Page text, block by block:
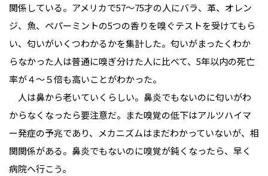
関係している。アメリカで57～75才の人にバラ、革、オレン
ジ、魚、ペパーミントの5つの香りを嗅ぐテストを受けてもら
い、匂いがいくつわかるかを集計した。匂いがまったくわか
らなかった人は普通に嗅ぎ分けた人に比べて、5年以内の死亡
率が４～５倍も高いことがわかった。
人は鼻から老いていくらしい。鼻炎でもないのに匂いがわ
からなくなったら要注意だ。また嗅覚の低下はアルツハイマ
ー発症の予兆であり、メカニズムはまだわかっていないが、相
関関係がある。鼻炎でもないのに嗅覚が鈍くなったら、早く
病院へ行こう。